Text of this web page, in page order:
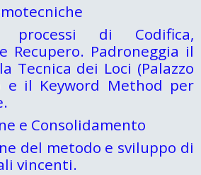
processi di Codifica,
Recupero. Padroneggia il
Tecnica dei Loci (Palazzo
e il Keyword Method per
e Consolidamento
del metodo e sviluppo di
vincenti.